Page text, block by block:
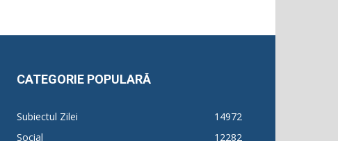
CATEGORIE POPULARĂ
Subiectul Zilei
14972
Social
12282